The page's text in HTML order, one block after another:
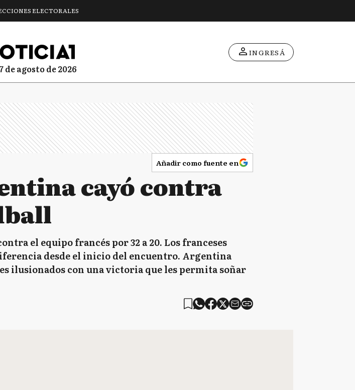
ELECTORALES
de agosto de 2026
INGRESÁ
Añadir como fuente en
cayó contra
el equipo francés por 32 a 20. Los franceses
desde el inicio del encuentro. Argentina
ilusionados con una victoria que les permita soñar